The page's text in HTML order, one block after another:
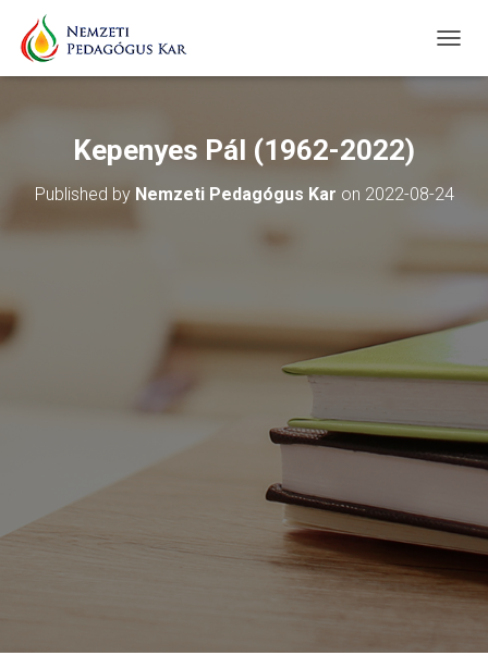
O
A
I
N
Kepenyes Pál (1962-2022)
Published by Nemzeti Pedagógus Kar on 2022-08-24